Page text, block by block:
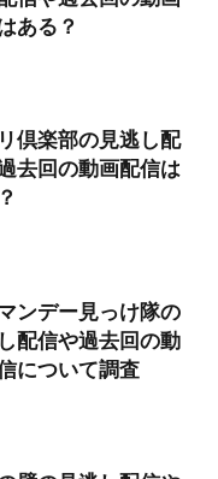
ある？
倶楽部の見逃し配
去回の動画配信は
ンデー見っけ隊の
配信や過去回の動
について調査